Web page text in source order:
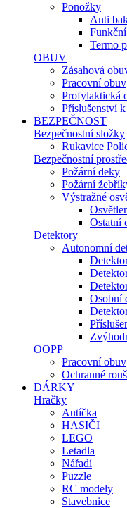
Ponožky
Anti
Termo
OBUV
Zásahová
Pracovní obuv
Profylaktická
Příslušenství
BEZPEČNOST
Bezpečnostní složky
Rukavice
Bezpečnostní
Požární deky
Požární
Výstražné
Ostatní
Detektory
Autonomní
Osobní
OOPP
Pracovní obuv
Ochranné
DÁRKY
Hračky
Autíčka
HASIČI
LEGO
Letadla
Nářadí
Puzzle
RC modely
Stavebnice